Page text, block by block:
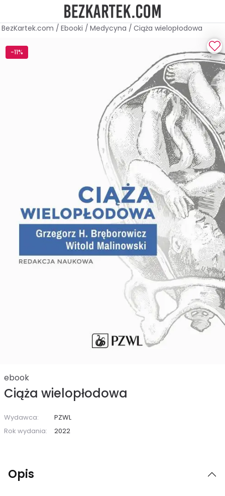
BezKartek.com / Ebooki / Medycyna / Ciąża wielopłodowa
-11%
ebook
Ciąża wielopłodowa
Wydawca:
PZWL
Rok wydania:
2022
Opis